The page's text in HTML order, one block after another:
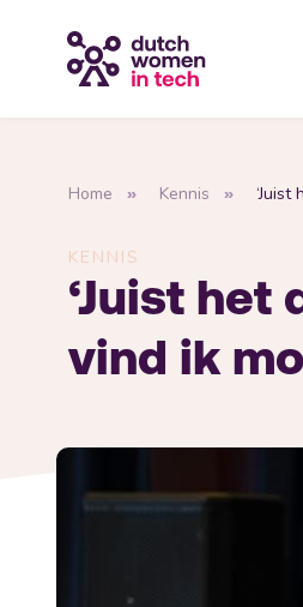
Home Kennis
KENNIS
‘Juist
vind ik